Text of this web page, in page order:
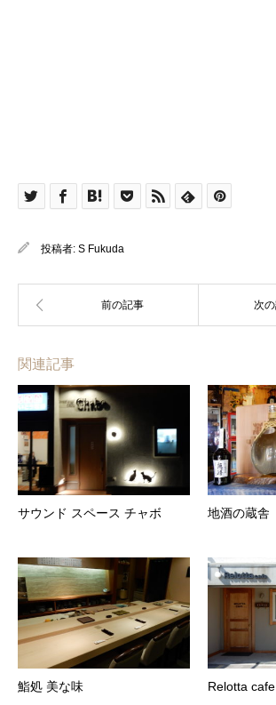
投稿者: S Fukuda
関連記事
サウンド スペース チャボ 地酒の蔵舎
鮨処 美な味 Relotta cafe